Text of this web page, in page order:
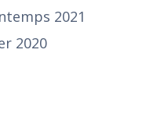
2021
2020